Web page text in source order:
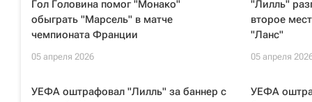
Гол Головина помог "Монако"
обыграть "Марсель" в матче
чемпионата Франции
05 апреля 2026
"Лилль"
второе
"Ланс"
05 апреля
УЕФА оштрафовал "Лилль" за баннер с
УЕФА